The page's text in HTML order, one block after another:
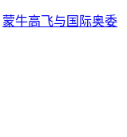
蒙牛高飞与国际奥委